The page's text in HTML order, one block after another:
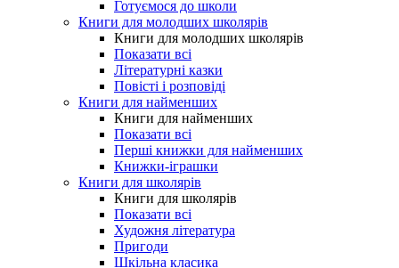
Готуємося до школи
Книги для молодших школярів
Книги для молодших школярів
Показати всі
Літературні казки
Повісті і розповіді
Книги для найменших
Книги для найменших
Показати всі
Перші книжки для найменших
Книжки-іграшки
Книги для школярів
Книги для школярів
Показати всі
Художня література
Пригоди
Шкільна класика